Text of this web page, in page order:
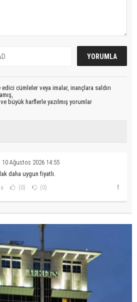
cümleler veya imalar, inançlara saldırı
büyük harflerle yazılmış yorumlar
10 Ağustos 2026 14:55
daha uygun fiyatlı.
(0) (0)